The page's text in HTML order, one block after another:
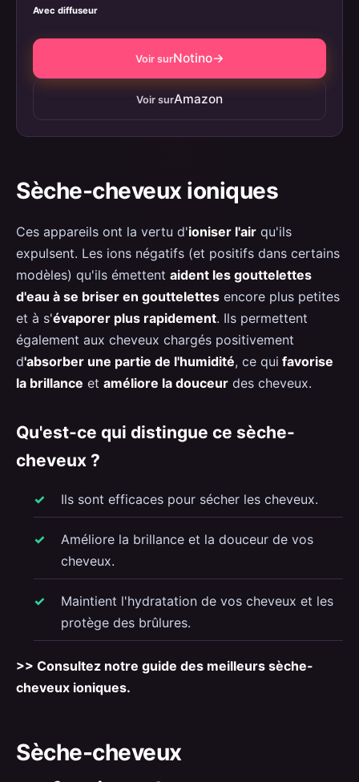
Avec diffuseur
Voir surNotino→
Voir surAmazon
Sèche-cheveux ioniques
Ces appareils ont la vertu d'ioniser l'air qu'ils
expulsent. Les ions négatifs (et positifs dans certains
modèles) qu'ils émettent aident les gouttelettes
d'eau à se briser en gouttelettes encore plus petites
et à s'évaporer plus rapidement. Ils permettent
également aux cheveux chargés positivement
d'absorber une partie de l'humidité, ce qui favorise
la brillance et améliore la douceur des cheveux.
Qu'est-ce qui distingue ce sèche-
cheveux ?
Ils sont efficaces pour sécher les cheveux.
Améliore la brillance et la douceur de vos
cheveux.
Maintient l'hydratation de vos cheveux et les
protège des brûlures.
>> Consultez notre guide des meilleurs sèche-
cheveux ioniques.
Sèche-cheveux